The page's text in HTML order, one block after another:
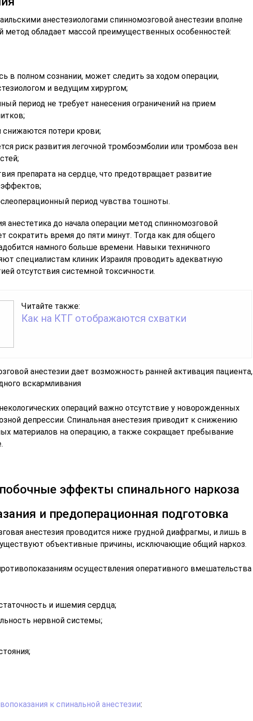
анестезиологами спинномозговой анестезии вполне
метод обладает массой преимущественных особенностей:
в полном сознании, может следить за ходом операции,
и ведущим хирургом;
период не требует нанесения ограничений на прием
снижаются потери крови;
риск развития легочной тромбоэмболии или тромбоза вен
препарата на сердце, что предотвращает развитие
период чувства тошноты.
анестетика до начала операции метод спинномозговой
сократить время до пяти минут. Тогда как для общего
намного больше времени. Навыки техничного
специалистам клиник Израиля проводить адекватную
отсутствия системной токсичности.
Читайте также:
Как на КТГ отображаются схватки
анестезии дает возможность ранней активация пациента,
вскармливания
операций важно отсутствие у новорожденных
депрессии. Спинальная анестезия приводит к снижению
материалов на операцию, а также сокращает пребывание
эффекты спинального наркоза
и предоперационная подготовка
анестезия проводится ниже грудной диафрагмы, и лишь в
объективные причины, исключающие общий наркоз.
осуществления оперативного вмешательства
и ишемия сердца;
нервной системы;
к спинальной анестезии: